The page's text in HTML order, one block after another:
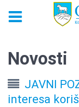
Novosti
JAVNI
interesa